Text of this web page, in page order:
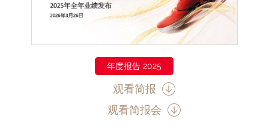
年度报告 2025
观看简报
观看简报会